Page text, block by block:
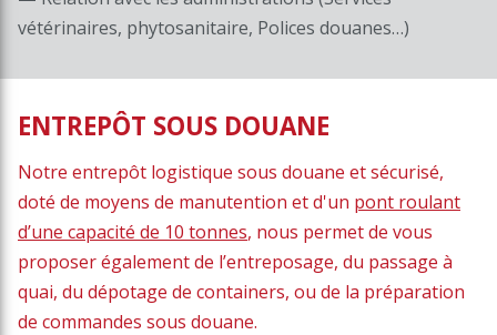
vétérinaires, phytosanitaire, Polices douanes…)
ENTREPÔT SOUS DOUANE
Notre entrepôt logistique sous douane et sécurisé,
doté de moyens de manutention et d'un pont roulant
d’une capacité de 10 tonnes, nous permet de vous
proposer également de l’entreposage, du passage à
quai, du dépotage de containers, ou de la préparation
de commandes sous douane.